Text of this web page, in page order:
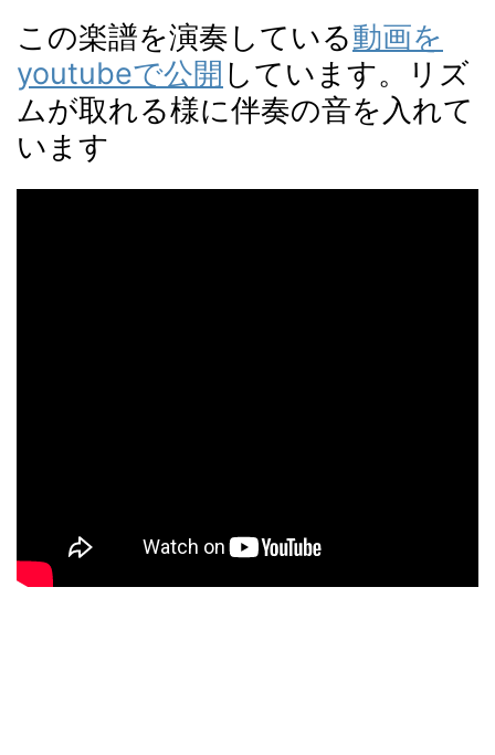
この楽譜を演奏している動画を
youtubeで公開 しています。リズ
ムが取れる様に伴奏の音を入れて
います